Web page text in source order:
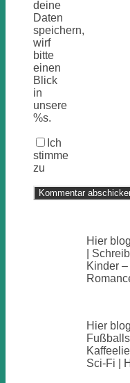
deine
Daten
speichern,
wirf
bitte
einen
Blick
in
unsere
%s.
Ich
stimme
zu
Hier
|
Kinder
Hier
Sci-Fi |